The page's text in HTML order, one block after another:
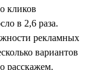
кликов
в 2,6 раза.
рекламных
вариантов
расскажем.